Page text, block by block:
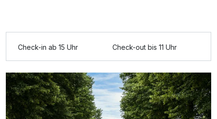
Check-in ab 15 Uhr Check-out bis 11 Uhr